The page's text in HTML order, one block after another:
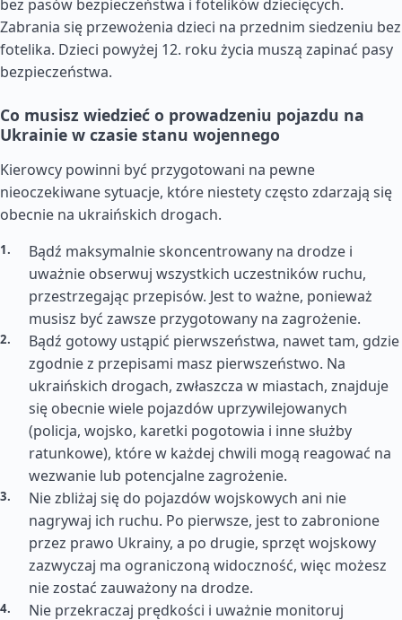
bez pasów bezpieczeństwa i fotelików dziecięcych.
Zabrania się przewożenia dzieci na przednim siedzeniu bez
fotelika. Dzieci powyżej 12. roku życia muszą zapinać pasy
bezpieczeństwa.
Co musisz wiedzieć o prowadzeniu pojazdu na
Ukrainie w czasie stanu wojennego
Kierowcy powinni być przygotowani na pewne
nieoczekiwane sytuacje, które niestety często zdarzają się
obecnie na ukraińskich drogach.
Bądź maksymalnie skoncentrowany na drodze i
uważnie obserwuj wszystkich uczestników ruchu,
przestrzegając przepisów. Jest to ważne, ponieważ
musisz być zawsze przygotowany na zagrożenie.
Bądź gotowy ustąpić pierwszeństwa, nawet tam, gdzie
zgodnie z przepisami masz pierwszeństwo. Na
ukraińskich drogach, zwłaszcza w miastach, znajduje
się obecnie wiele pojazdów uprzywilejowanych
(policja, wojsko, karetki pogotowia i inne służby
ratunkowe), które w każdej chwili mogą reagować na
wezwanie lub potencjalne zagrożenie.
Nie zbliżaj się do pojazdów wojskowych ani nie
nagrywaj ich ruchu. Po pierwsze, jest to zabronione
przez prawo Ukrainy, a po drugie, sprzęt wojskowy
zazwyczaj ma ograniczoną widoczność, więc możesz
nie zostać zauważony na drodze.
Nie przekraczaj prędkości i uważnie monitoruj